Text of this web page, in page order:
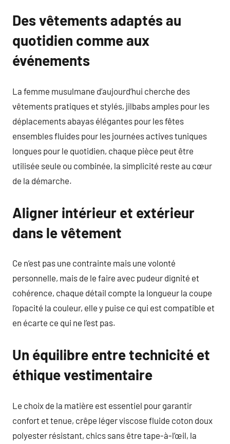
Des vêtements adaptés au
quotidien comme aux
événements
La femme musulmane d’aujourd’hui cherche des
vêtements pratiques et stylés, jilbabs amples pour les
déplacements abayas élégantes pour les fêtes
ensembles fluides pour les journées actives tuniques
longues pour le quotidien, chaque pièce peut être
utilisée seule ou combinée, la simplicité reste au cœur
de la démarche.
Aligner intérieur et extérieur
dans le vêtement
Ce n’est pas une contrainte mais une volonté
personnelle, mais de le faire avec pudeur dignité et
cohérence, chaque détail compte la longueur la coupe
l’opacité la couleur, elle y puise ce qui est compatible et
en écarte ce qui ne l’est pas.
Un équilibre entre technicité et
éthique vestimentaire
Le choix de la matière est essentiel pour garantir
confort et tenue, crêpe léger viscose fluide coton doux
polyester résistant, chics sans être tape-à-l’œil, la